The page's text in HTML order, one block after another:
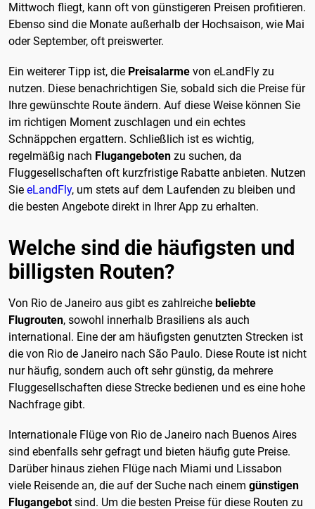
Mittwoch fliegt, kann oft von günstigeren Preisen profitieren.
Ebenso sind die Monate außerhalb der Hochsaison, wie Mai
oder September, oft preiswerter.
Ein weiterer Tipp ist, die Preisalarme von eLandFly zu
nutzen. Diese benachrichtigen Sie, sobald sich die Preise für
Ihre gewünschte Route ändern. Auf diese Weise können Sie
im richtigen Moment zuschlagen und ein echtes
Schnäppchen ergattern. Schließlich ist es wichtig,
regelmäßig nach Flugangeboten zu suchen, da
Fluggesellschaften oft kurzfristige Rabatte anbieten. Nutzen
Sie eLandFly, um stets auf dem Laufenden zu bleiben und
die besten Angebote direkt in Ihrer App zu erhalten.
Welche sind die häufigsten und
billigsten Routen?
Von Rio de Janeiro aus gibt es zahlreiche beliebte
Flugrouten, sowohl innerhalb Brasiliens als auch
international. Eine der am häufigsten genutzten Strecken ist
die von Rio de Janeiro nach São Paulo. Diese Route ist nicht
nur häufig, sondern auch oft sehr günstig, da mehrere
Fluggesellschaften diese Strecke bedienen und es eine hohe
Nachfrage gibt.
Internationale Flüge von Rio de Janeiro nach Buenos Aires
sind ebenfalls sehr gefragt und bieten häufig gute Preise.
Darüber hinaus ziehen Flüge nach Miami und Lissabon
viele Reisende an, die auf der Suche nach einem günstigen
Flugangebotsind. Um die besten Preise für diese Routen zu